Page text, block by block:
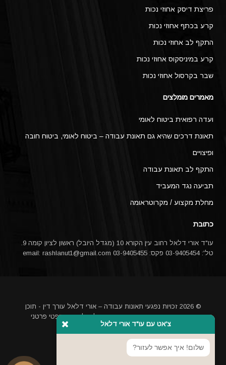
פריצת דיסק אחוזי נכות
קרע בכתף אחוזי נכות
התקף לב אחוזי נכות
קרע במיניסקוס אחוזי נכות
שבר בקרסול אחוזי נכות
מאמרים מומלצים
ועדה רפואית ביטוח לאומי
תאונת דרכים שהיא גם תאונת עבודה – ביטוח לאומי, ביטוח חובה
ופיצויים
התקף לב תאונת עבודה
תביעה נגד המעביד
מחלת מקצוע / מקרוטראומה
כתובת
טל': 03-9405454 פקס: 03-9405455 email:
rashlanut1@gmail.com
© 2026 זכויות נפגעי תאונות עבודה – אורי דלאל עורך דין - תוכן
האתר אינו מהווה ייעוץ משפטי או תחליף לייעוץ משפטי פרטני
באמצעות עורך דין
צ'אט עם עו"ד אורי דלאל
שלום! איך אפשר לעזור?